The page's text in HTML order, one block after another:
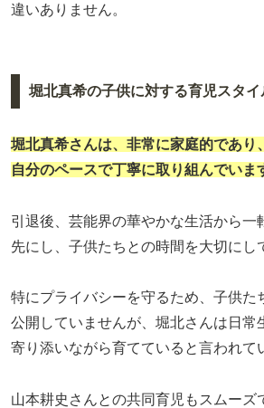
違いありません。
堀北真希の子供に対する育児スタイ
堀北真希さんは、非常に家庭的であり
自分のペースで丁寧に取り組んでいま
引退後、芸能界の華やかな生活から一
先にし、子供たちとの時間を大切にし
特にプライバシーを守るため、子供た
公開していませんが、堀北さんは日常
寄り添いながら育てていると言われて
山本耕史さんとの共同育児もスムーズ